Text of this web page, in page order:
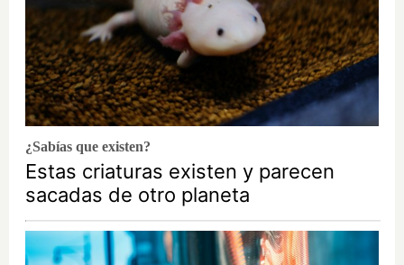
¿Sabías que existen?
Estas criaturas existen y parecen
sacadas de otro planeta